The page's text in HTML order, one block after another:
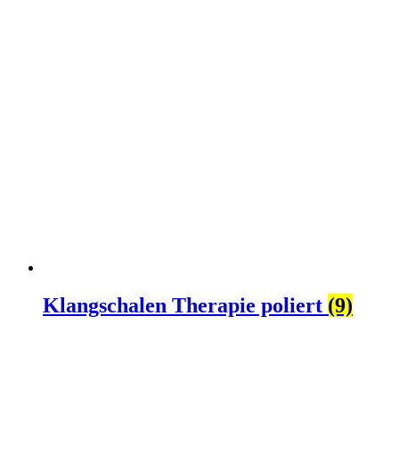
Klangschalen Therapie poliert (9)